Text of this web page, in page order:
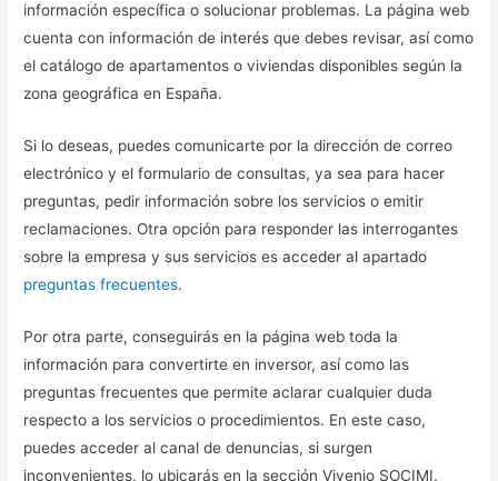
información específica o solucionar problemas. La página web
cuenta con información de interés que debes revisar, así como
el catálogo de apartamentos o viviendas disponibles según la
zona geográfica en España.
Si lo deseas, puedes comunicarte por la dirección de correo
electrónico y el formulario de consultas, ya sea para hacer
preguntas, pedir información sobre los servicios o emitir
reclamaciones. Otra opción para responder las interrogantes
sobre la empresa y sus servicios es acceder al apartado
preguntas frecuentes.
Por otra parte, conseguirás en la página web toda la
información para convertirte en inversor, así como las
preguntas frecuentes que permite aclarar cualquier duda
respecto a los servicios o procedimientos. En este caso,
puedes acceder al canal de denuncias, si surgen
inconvenientes, lo ubicarás en la sección Vivenio SOCIMI.